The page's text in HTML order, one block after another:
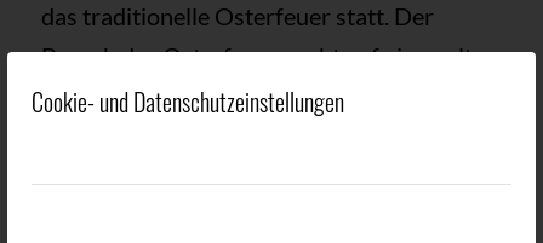
Cookie- und Datenschutzeinstellungen
das traditionelle Osterfeuer statt. Der
Brauch des Osterfeuers geht auf einen alten
Wedeler Mythos zurück, der besagt, dass